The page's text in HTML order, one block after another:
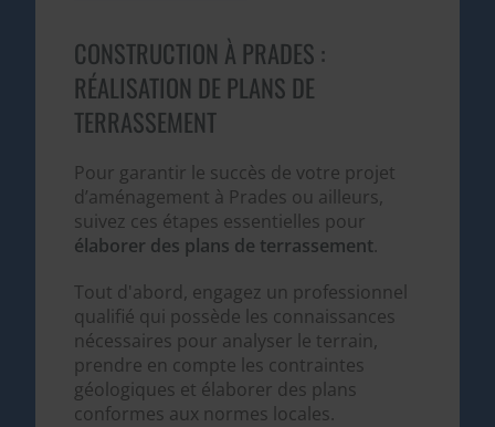
CONSTRUCTION À PRADES :
RÉALISATION DE PLANS DE
TERRASSEMENT
Pour garantir le succès de votre projet
d’aménagement à Prades ou ailleurs,
suivez ces étapes essentielles pour
élaborer des plans de terrassement.
Tout d'abord, engagez un professionnel
qualifié qui possède les connaissances
nécessaires pour analyser le terrain,
prendre en compte les contraintes
géologiques et élaborer des plans
conformes aux normes locales.